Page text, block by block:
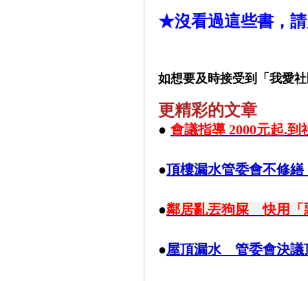
★沒看過這些書，
如想要及時接受到「我愛
更精彩的文章
● 會議指導 2000元起.到
●頂樓漏水管委會不修
●鄰居亂丟狗屎 快用「
●屋頂漏水 管委會決議